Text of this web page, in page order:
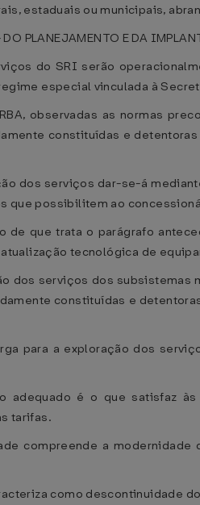
estaduais ou municipais,
PLANEJAMENTO E DA
do SRI serão
especial vinculada à
observadas as normas
constituídas e
dos serviços dar-se-á
que possibilitem ao
de que trata o parágrafo
tecnológica de
dos serviços dos
constituídas e
para a exploração dos
adequado é o que satisfaz
tarifas.
compreende a
como descontinuidade